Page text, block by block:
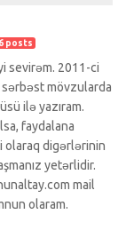
posts
sevirəm. 2011-ci
mövzularda
ilə yazıram.
faydalana
olaraq digərlərinin
yetərlidir.
mail
olaram.